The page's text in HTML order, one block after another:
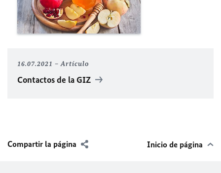
16.07.2021 Artículo
Contactos de la GIZ
Compartir la página Inicio de página